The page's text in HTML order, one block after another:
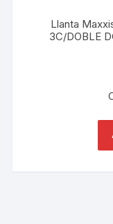
Llanta
3C/DOBLE